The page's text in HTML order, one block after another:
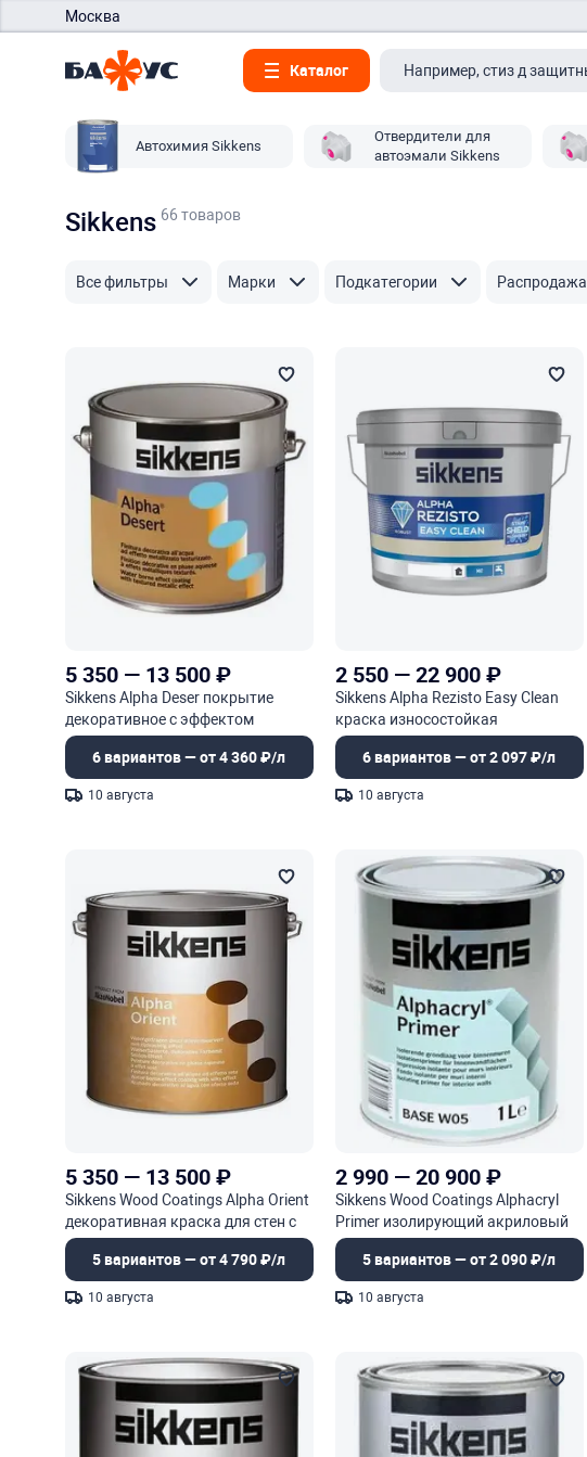
Москва
Каталог
Автохимия Sikkens
Отвердители для
автоэмали Sikkens
Sikkens66 товаров
Все фильтры Марки Подкатегории Распродажа
5 350 — 13 500₽
Sikkens Alpha Deser покрытие
декоративное с эффектом
металлизированного песка
6 вариантов — от 4 360 ₽/л
10 августа
2 550 —22 900₽
Sikkens Alpha Rezisto Easy Clean
краска износостойкая
6 вариантов — от 2 097 ₽/л
10 августа
5 350 — 13 500₽
Sikkens Wood Coatings Alpha Orient
декоративная краска для стен с
эффектом шелка
5 вариантов — от 4 790 ₽/л
10 августа
2 990 —20 900₽
Sikkens Wood Coatings Alphacryl
Primer изолирующий акриловый
грунт для внутренних работ
5 вариантов — от 2 090 ₽/л
10 августа